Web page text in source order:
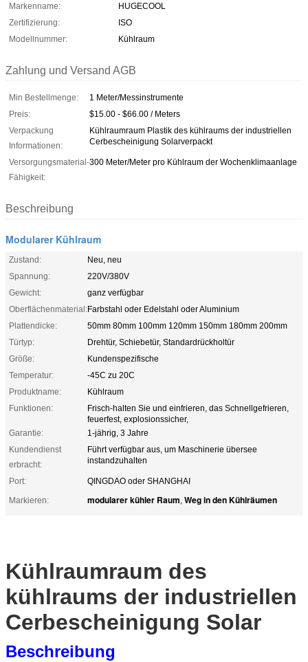
Markenname:
HUGECOOL
Zertifizierung:
ISO
Modellnummer:
Kühlraum
Zahlung und Versand AGB
Min Bestellmenge:
1 Meter/Messinstrumente
Preis:
$15.00 - $66.00 / Meters
Verpackung
Informationen:
Kühlraumraum Plastik des kühlraums der industriellen
Cerbescheinigung Solarverpackt
Versorgungsmaterial-
Fähigkeit:
300 Meter/Meter pro Kühlraum der Wochenklimaanlage
Beschreibung
Modularer Kühlraum
Zustand:
Neu, neu
Spannung:
220V/380V
Gewicht:
ganz verfügbar
Oberflächenmaterial:Farbstahl oder Edelstahl oder Aluminium
Plattendicke:
50mm 80mm 100mm 120mm 150mm 180mm 200mm
Türtyp:
Drehtür, Schiebetür, Standardrückholtür
Größe:
Kundenspezifische
Temperatur:
-45C zu 20C
Produktname:
Kühlraum
Funktionen:
Frisch-halten Sie und einfrieren, das Schnellgefrieren,
feuerfest, explosionssicher,
Garantie:
1-jährig, 3 Jahre
Kundendienst
erbracht:
Führt verfügbar aus, um Maschinerie übersee
instandzuhalten
Port:
QINGDAO oder SHANGHAI
Markieren:
modularer kühler Raum, Weg in den Kühlräumen
Kühlraumraum des
kühlraums der industriellen
Cerbescheinigung Solar
Beschreibung